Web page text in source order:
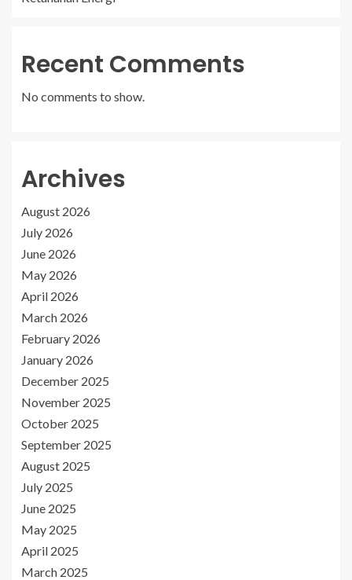
Recent Comments
No comments to show.
Archives
August 2026
July 2026
June 2026
May 2026
April 2026
March 2026
February 2026
January 2026
December 2025
November 2025
October 2025
September 2025
August 2025
July 2025
June 2025
May 2025
April 2025
March 2025